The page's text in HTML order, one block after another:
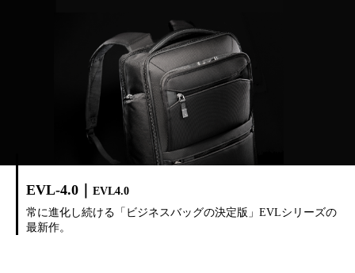
EVL-4.0｜
EVL4.0
常に進化し続ける「ビジネスバッグの決定版」EVLシリーズの
最新作。